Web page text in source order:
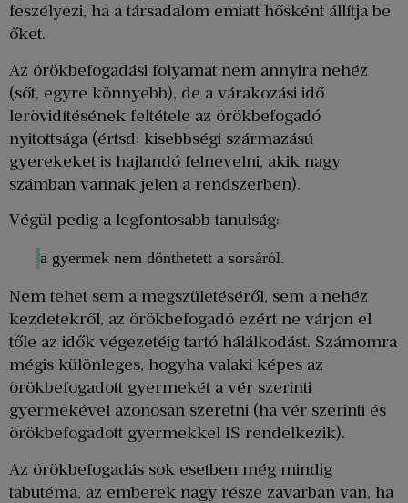
feszélyezi, ha a társadalom emiatt hősként állítja be
őket.
Az örökbefogadási folyamat nem annyira nehéz
(sőt, egyre könnyebb), de a várakozási idő
lerövidítésének feltétele az örökbefogadó
nyitottsága (értsd: kisebbségi származású
gyerekeket is hajlandó felnevelni, akik nagy
számban vannak jelen a rendszerben).
Végül pedig a legfontosabb tanulság:
a gyermek nem dönthetett a sorsáról.
Nem tehet sem a megszületéséről, sem a nehéz
kezdetekről, az örökbefogadó ezért ne várjon el
tőle az idők végezetéig tartó hálálkodást. Számomra
mégis különleges, hogyha valaki képes az
örökbefogadott gyermekét a vér szerinti
gyermekével azonosan szeretni (ha vér szerinti és
örökbefogadott gyermekkel IS rendelkezik).
Az örökbefogadás sok esetben még mindig
tabutéma, az emberek nagy része zavarban van, ha